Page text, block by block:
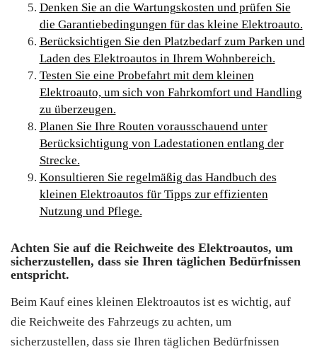
Denken Sie an die Wartungskosten und prüfen Sie
die Garantiebedingungen für das kleine Elektroauto.
Berücksichtigen Sie den Platzbedarf zum Parken und
Laden des Elektroautos in Ihrem Wohnbereich.
Testen Sie eine Probefahrt mit dem kleinen
Elektroauto, um sich von Fahrkomfort und Handling
zu überzeugen.
Planen Sie Ihre Routen vorausschauend unter
Berücksichtigung von Ladestationen entlang der
Strecke.
Konsultieren Sie regelmäßig das Handbuch des
kleinen Elektroautos für Tipps zur effizienten
Nutzung und Pflege.
Achten Sie auf die Reichweite des Elektroautos, um
sicherzustellen, dass sie Ihren täglichen Bedürfnissen
entspricht.
Beim Kauf eines kleinen Elektroautos ist es wichtig, auf
die Reichweite des Fahrzeugs zu achten, um
sicherzustellen, dass sie Ihren täglichen Bedürfnissen